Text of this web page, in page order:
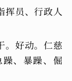
挥员、行政人
。好动。仁慈
、暴躁、倔